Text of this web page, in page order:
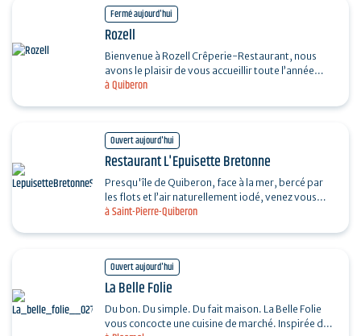
Fermé aujourd'hui
à Quiberon
Rozell
Bienvenue à Rozell Crêperie-Restaurant, nous
avons le plaisir de vous accueillir toute l’année
dans une ambiance chaleureuse et familiale.
Ouvert aujourd'hui
à Saint-Pierre-Quiberon
Restaurant L'Epuisette Bretonne
Presqu'île de Quiberon, face à la mer, bercé par
les flots et l’air naturellement iodé, venez vous
restaurer pour prendre le temps de se faire…
Ouvert aujourd'hui
La Belle Folie
Du bon. Du simple. Du fait maison. La Belle Folie
vous concocte une cuisine de marché. Inspirée des